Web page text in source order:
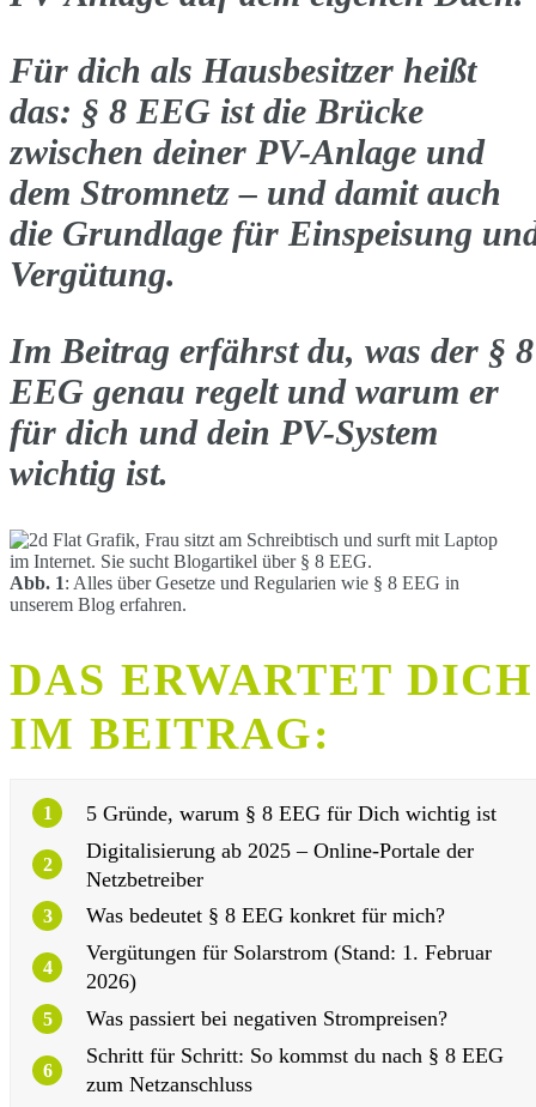
Für dich als Hausbesitzer heißt
das: § 8 EEG ist die Brücke
zwischen deiner PV-Anlage und
dem Stromnetz – und damit auch
die Grundlage für Einspeisung
Vergütung.
Im Beitrag erfährst du, was der § 8
EEG genau regelt und warum er
für dich und dein PV-System
wichtig ist.
Abb. 1: Alles über Gesetze und Regularien wie § 8 EEG in
unserem Blog erfahren.
DAS ERWARTET DICH
IM BEITRAG:
1 5 Gründe, warum § 8 EEG für Dich wichtig ist
2
Digitalisierung ab 2025 – Online-Portale der
Netzbetreiber
3 Was bedeutet § 8 EEG konkret für mich?
4
Vergütungen für Solarstrom (Stand: 1. Februar
2026)
5 Was passiert bei negativen Strompreisen?
6
Schritt für Schritt: So kommst du nach § 8 EEG
zum Netzanschluss